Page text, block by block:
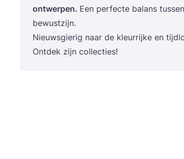
ont­wer­pen. Een per­fec­te balans
bewustzijn.
Nieuws­gie­rig naar de kleur­rij­ke en
Ont­dek zijn collecties!